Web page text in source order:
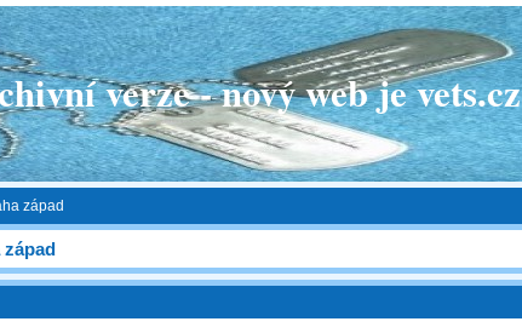
verze - nový web je vets.cz
západ
západ